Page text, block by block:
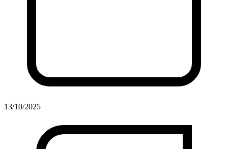
13/10/2025